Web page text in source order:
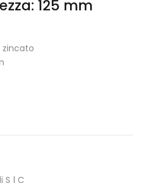
125 mm
zincato
S | C